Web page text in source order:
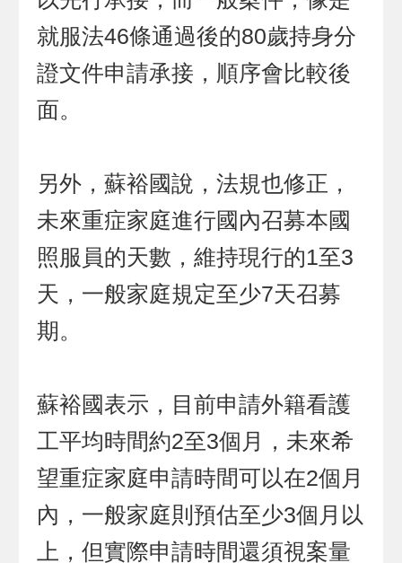
就服法46條通過後的80歲持身分
證文件申請承接，順序會比較後
面。
另外，蘇裕國說，法規也修正，
未來重症家庭進行國內召募本國
照服員的天數，維持現行的1至3
天，一般家庭規定至少7天召募
期。
蘇裕國表示，目前申請外籍看護
工平均時間約2至3個月，未來希
望重症家庭申請時間可以在2個月
內，一般家庭則預估至少3個月以
上，但實際申請時間還須視案量